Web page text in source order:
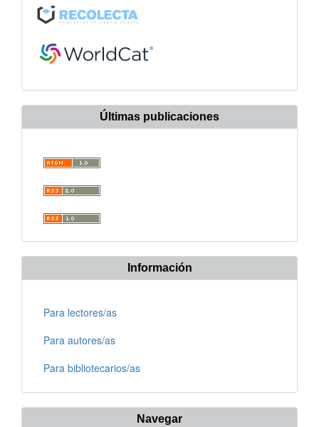
Últimas publicaciones
Información
Para lectores/as
Para autores/as
Para bibliotecarios/as
Navegar